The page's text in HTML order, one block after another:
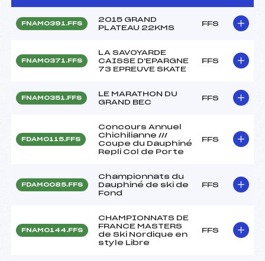
FNAM0391.FFS
2015 GRAND
PLATEAU 22KMS
FFS
FNAM0371.FFS
LA SAVOYARDE
CAISSE D'EPARGNE
73 EPREUVE SKATE
FFS
FNAM0351.FFS
LE MARATHON DU
GRAND BEC
FFS
FDAM0115.FFS
Concours Annuel
Chichilianne ///
Coupe du Dauphiné
Repli Col de Porte
FFS
FDAM0085.FFS
Championnats du
Dauphiné de ski de
Fond
FFS
FNAM0144.FFS
CHAMPIONNATS DE
FRANCE MASTERS
de Ski Nordique en
style Libre
FFS